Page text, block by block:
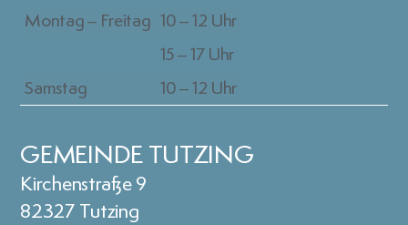
Montag – Freitag 10 – 12 Uhr
15 – 17 Uhr
Samstag
10 – 12 Uhr
GEMEINDE TUTZING
Kirchenstraße 9
82327 Tutzing